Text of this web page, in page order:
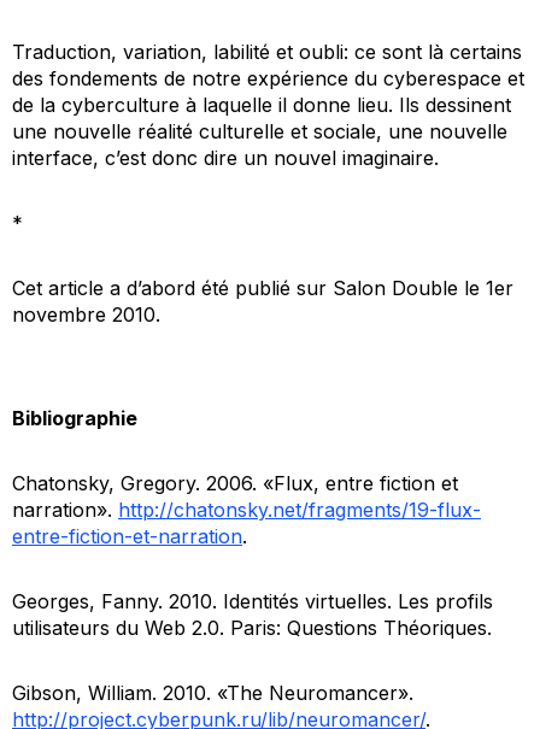
Traduction, variation, labilité et oubli: ce sont là certains
des fondements de notre expérience du cyberespace et
de la cyberculture à laquelle il donne lieu. Ils dessinent
une nouvelle réalité culturelle et sociale, une nouvelle
interface, c’est donc dire un nouvel imaginaire.
*
Cet article a d’abord été publié sur Salon Double le 1er
novembre 2010.
Bibliographie
Chatonsky, Gregory. 2006. «Flux, entre fiction et
narration». http://chatonsky.net/fragments/19-flux-
entre-fiction-et-narration.
Georges, Fanny. 2010. Identités virtuelles. Les profils
utilisateurs du Web 2.0. Paris: Questions Théoriques.
Gibson, William. 2010. «The Neuromancer».
http://project.cyberpunk.ru/lib/neuromancer/.